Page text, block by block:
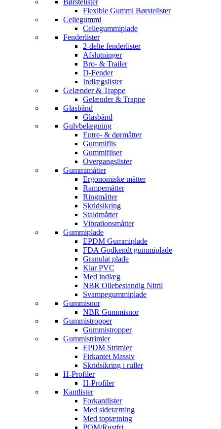
Børstelister
Flexible Gummi Børstelister
Cellegummi
Cellegummiplade
Fenderlister
2-delte fenderlister
Afslutninger
Bro- & Trailer
D-Fender
Indlægslister
Gelænder & Trappe
Gelænder & Trappe
Glasbånd
Glasbånd
Gulvbelægning
Entre- & dørmåtter
Gummiflis
Gummifliser
Overgangslister
Gummimåtter
Ergonomiske måtter
Rampemåtter
Ringmåtter
Skridsikring
Staldmåtter
Vibrationsmåtter
Gummiplade
EPDM Gummiplade
FDA Godkendt gummiplade
Granulat plade
Klar PVC
Med indlæg
NBR Oliebestandig Nitril
Svampegummiplade
Gummisnor
NBR Gummisnor
Gummistropper
Gummistropper
Gummistrimler
EPDM Strimler
Firkantet Massiv
Skridsikring i ruller
H-Profiler
H-Profiler
Kantlister
Forkantlister
Med sidetætning
Med toptætning
POM/Rustfri